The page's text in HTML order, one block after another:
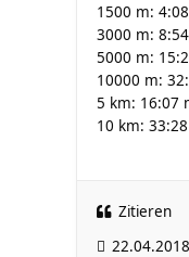
1500 m:
3000 m:
5000 m:
10000 m:
5 km: 16:07
10 km:
Zitieren